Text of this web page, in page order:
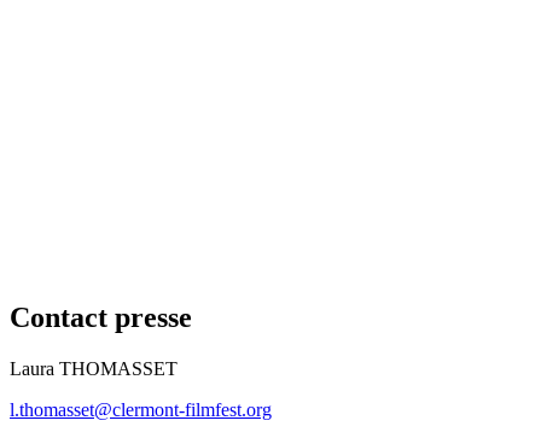
Contact presse
Laura THOMASSET
l.thomasset@clermont-filmfest.org